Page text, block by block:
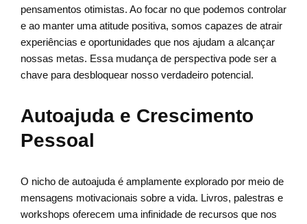
pensamentos otimistas. Ao focar no que podemos controlar
e ao manter uma atitude positiva, somos capazes de atrair
experiências e oportunidades que nos ajudam a alcançar
nossas metas. Essa mudança de perspectiva pode ser a
chave para desbloquear nosso verdadeiro potencial.
Autoajuda e Crescimento
Pessoal
O nicho de autoajuda é amplamente explorado por meio de
mensagens motivacionais sobre a vida. Livros, palestras e
workshops oferecem uma infinidade de recursos que nos